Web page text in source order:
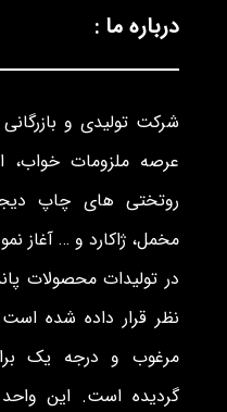
درباره ما :
شرکت تولیدی و
عرصه ملزومات خواب،
روتختی های چاپ
مخمل، ژاکارد و … آغاز
در تولیدات محصولات
نظر قرار داده شده
مرغوب و درجه یک
گردیده است. این